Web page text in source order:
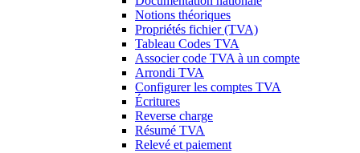
Notions théoriques
Propriétés fichier (TVA)
Tableau Codes TVA
Associer code TVA à un compte
Arrondi TVA
Configurer les comptes TVA
Écritures
Reverse charge
Résumé TVA
Relevé et paiement